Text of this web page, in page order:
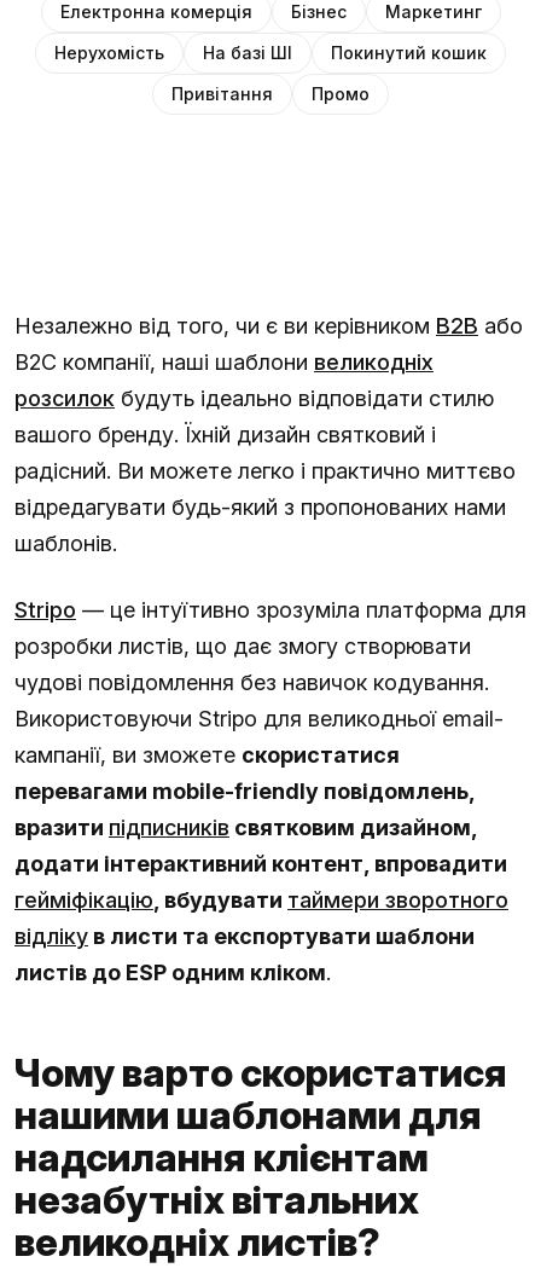
Електронна комерція
Бізнес
Маркетинг
Нерухомість
На базі ШІ
Покинутий кошик
Привітання
Промо
Незалежно від того, чи є ви керівником B2B або
B2C компанії, наші шаблони великодніх
розсилок будуть ідеально відповідати стилю
вашого бренду. Їхній дизайн святковий і
радісний. Ви можете легко і практично миттєво
відредагувати будь-який з пропонованих нами
шаблонів.
Stripo — це інтуїтивно зрозуміла платформа для
розробки листів, що дає змогу створювати
чудові повідомлення без навичок кодування.
Використовуючи Stripo для великодньої email-
кампанії, ви зможете скористатися
перевагами mobile-friendly повідомлень,
вразити підписників святковим дизайном,
додати інтерактивний контент, впровадити
гейміфікацію, вбудувати таймери зворотного
відліку в листи та експортувати шаблони
листів до ESP одним кліком.
Чому варто скористатися
нашими шаблонами для
надсилання клієнтам
незабутніх вітальних
великодніх листів?